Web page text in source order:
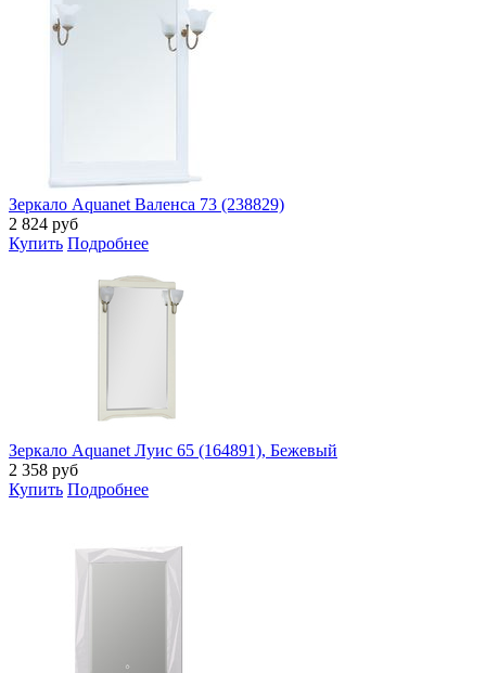
Зеркало Aquanet Валенса 73 (238829)
2 824 руб
Купить Подробнее
Зеркало Aquanet Луис 65 (164891), Бежевый
2 358 руб
Купить Подробнее